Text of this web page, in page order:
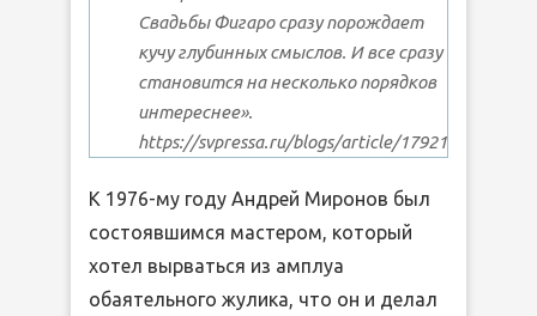
Свадьбы Фигаро сразу порождает
кучу глубинных смыслов. И все сразу
становится на несколько порядков
интереснее».
https://svpressa.ru/blogs/article/179211/
К 1976-му году Андрей Миронов был
состоявшимся мастером, который
хотел вырваться из амплуа
обаятельного жулика, что он и делал